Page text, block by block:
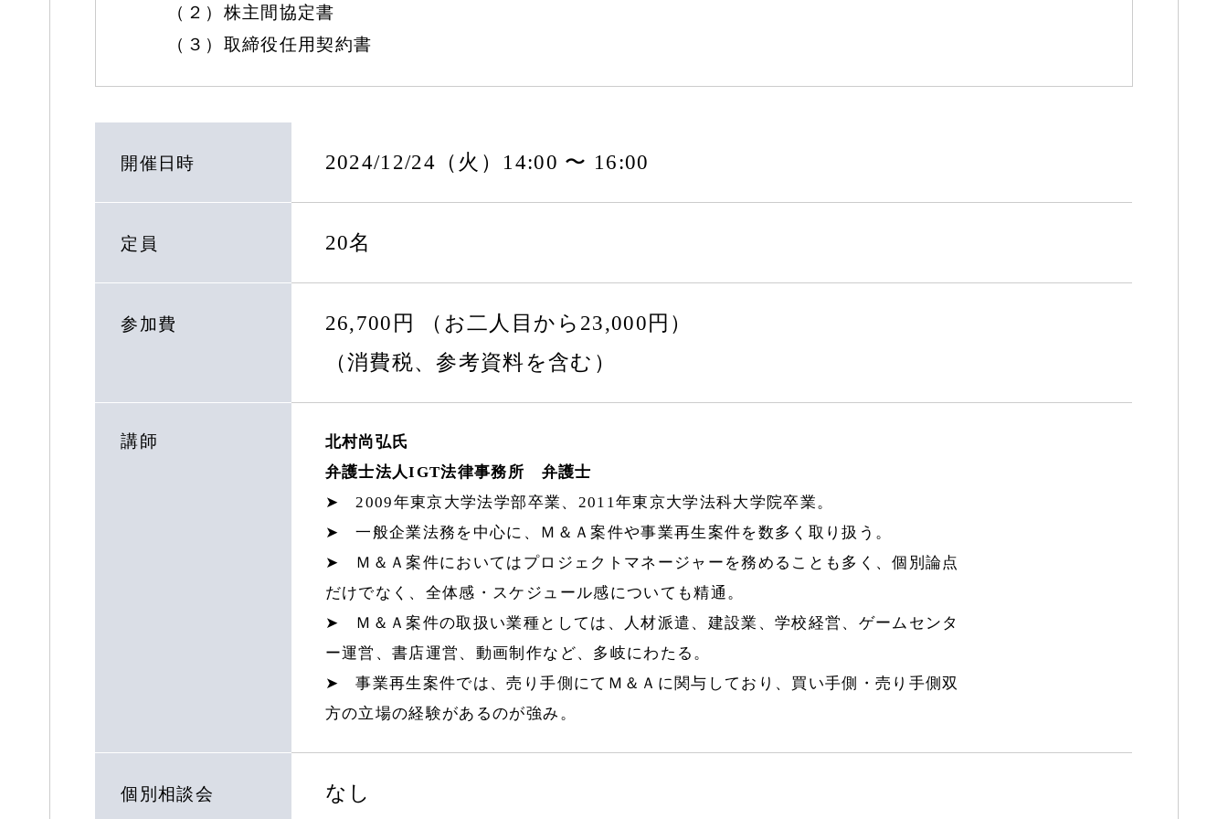
（２）株主間協定書
（３）取締役任用契約書
開催日時 2024/12/24（火）14:00 〜 16:00
定員 20名
参加費
26,700円 （お二人目から23,000円）
（消費税、参考資料を含む）
講師
北村尚弘氏
弁護士法人IGT法律事務所 弁護士
➤ 2009年東京大学法学部卒業、2011年東京大学法科大学院卒業。
➤ 一般企業法務を中心に、Ｍ＆Ａ案件や事業再生案件を数多く取り扱う。
➤ Ｍ＆Ａ案件においてはプロジェクトマネージャーを務めることも多く、個別論点
だけでなく、全体感・スケジュール感についても精通。
➤ Ｍ＆Ａ案件の取扱い業種としては、人材派遣、建設業、学校経営、ゲームセンタ
ー運営、書店運営、動画制作など、多岐にわたる。
➤ 事業再生案件では、売り手側にてＭ＆Ａに関与しており、買い手側・売り手側双
方の立場の経験があるのが強み。
個別相談会 なし